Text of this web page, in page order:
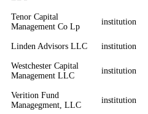
Tenor Capital
Management Co Lp
institution
Linden Advisors LLC institution
Westchester Capital
Management LLC
institution
Verition Fund
Managegment, LLC
institution